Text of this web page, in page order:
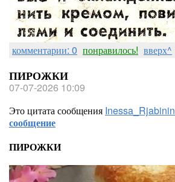
комментарии: 0 понравилось! вверх^
ПИРОЖКИ
07-07-2026 10:09
Это цитата сообщения
сообщение
ПИРОЖКИ